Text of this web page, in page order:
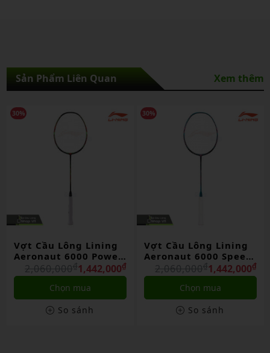
Sản Phẩm Liên Quan Xem thêm
30%
Vợt Cầu Lông Lining
Aeronaut 6000 Speed
Chính Hãng 1,442,000₫
2,060,000₫
Chọn mua
So sánh
30%
Vợt Cầu Lông Lining
Aeronaut 6000 Max
Chính Hãng 1,442,000₫
2,060,000₫
Chọn mua
So sánh